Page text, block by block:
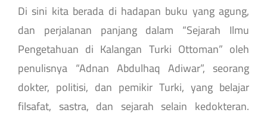
Di sini kita berada di hadapan buku yang agung,
dan perjalanan panjang dalam “Sejarah Ilmu
Pengetahuan di Kalangan Turki Ottoman” oleh
penulisnya “Adnan Abdulhaq Adiwar”, seorang
dokter, politisi, dan pemikir Turki, yang belajar
filsafat, sastra, dan sejarah selain kedokteran.